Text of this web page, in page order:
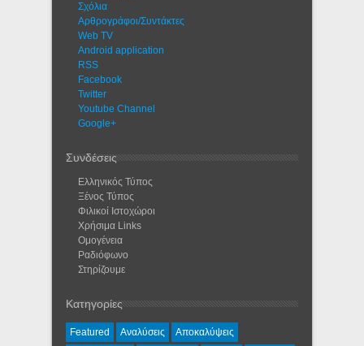
Σχόλια
Αρθρογράφοι/Συντάκτες
Web TV
Android application
RSS
Facebook
Twitter
Youtube Channel
Google+
Συνδέσεις
Ελληνικός Τύπος
Ξένος Τύπος
Φιλικοί Ιστοχώροι
Χρήσιμα Links
Ομογένεια
Ραδιόφωνο
Στηρίζουμε
Κατηγορίες
Featured Αναλύσεις Αποκαλύψεις